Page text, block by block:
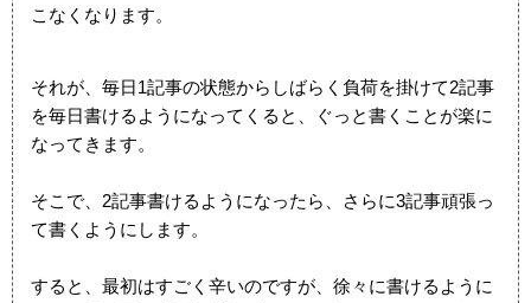
こなくなります。
それが、毎日1記事の状態からしばらく負荷を掛けて2記事
を毎日書けるようになってくると、ぐっと書くことが楽に
なってきます。
そこで、2記事書けるようになったら、さらに3記事頑張っ
て書くようにします。
すると、最初はすごく辛いのですが、徐々に書けるように